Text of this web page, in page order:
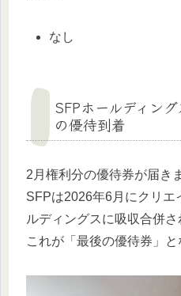
なし
SFPホールディン
の優待到着
2月権利分の優待券が届き
SFPは2026年6月にクリエ
ルディングスに吸収合併さ
これが「最後の優待券」と